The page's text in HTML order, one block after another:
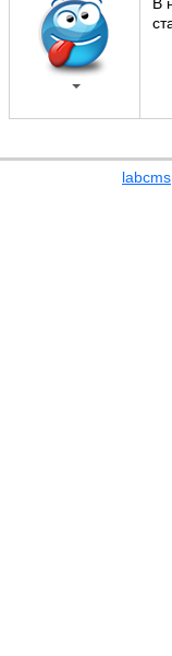
labcms